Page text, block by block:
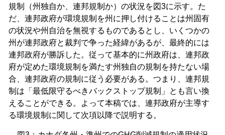
規制（州独自か、連邦規制か）の状況を図3に示す。た
だ、連邦政府が環境規制を州に押し付けることは州固有
の状況や州自治を無視するものであるとし、いくつかの
州が連邦政府と裁判で争った経緯があるが、最終的には
連邦政府が勝訴した。従って基本的に州政府は、連邦政
府が定めた環境規制を満たす州独自の規制を持たない場
合、連邦政府の規制に従う必要がある。つまり、連邦規
制は「最低限守るべきバックストップ規制」とも言い換
えることができる。よって本稿では、連邦政府が主導す
る環境規制に関して次項以降で説明する。